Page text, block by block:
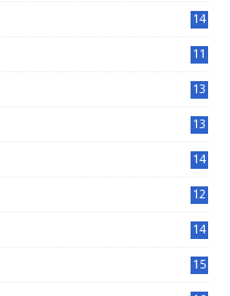
14
11
13
13
14
12
14
15